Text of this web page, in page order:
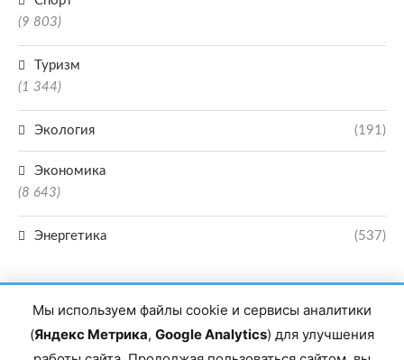
(9 803)
Туризм
(1 344)
Экология (191)
Экономика
(8 643)
Энергетика (537)
Мы используем файлы cookie и сервисы аналитики
(Яндекс Метрика, Google Analytics) для улучшения